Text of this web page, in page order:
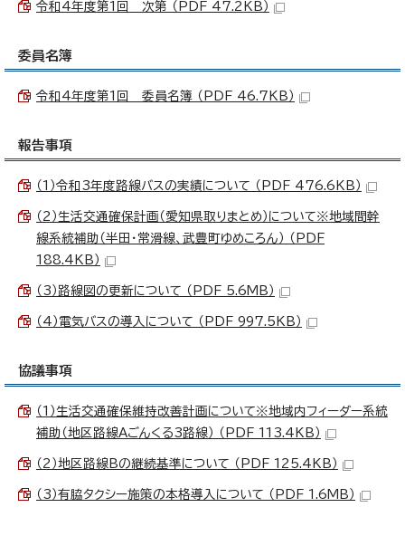
令和4年度第1回 次第 （PDF 47.2KB）
委員名簿
令和4年度第1回 委員名簿 （PDF 46.7KB）
報告事項
（1）令和3年度路線バスの実績について （PDF 476.6KB）
（2）生活交通確保計画（愛知県取りまとめ）について※地域間幹
線系統補助（半田・常滑線、武豊町ゆめころん） （PDF
188.4KB）
（3）路線図の更新について （PDF 5.6MB）
（4）電気バスの導入について （PDF 997.5KB）
協議事項
（1）生活交通確保維持改善計画について※地域内フィーダー系統
補助（地区路線Aごんくる3路線） （PDF 113.4KB）
（2）地区路線Bの継続基準について （PDF 125.4KB）
（3）有脇タクシー施策の本格導入について （PDF 1.6MB）